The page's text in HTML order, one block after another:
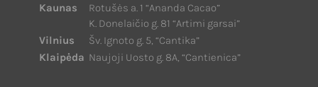
Kaunas
Rotušės a. 1 “Ananda Cacao”
K. Donelaičio g. 81 “Artimi garsai”
Vilnius
Šv. Ignoto g. 5, “Cantika”
Klaipėda Naujoji Uosto g. 8A, “Cantienica”